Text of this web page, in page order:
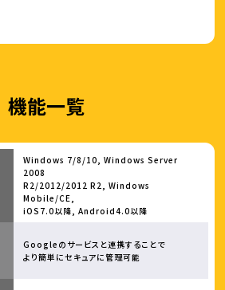
機能一覧
Windows 7/8/10, Windows Server
2008
R2/2012/2012 R2, Windows
Mobile/CE,
iOS7.0以降, Android4.0以降
Googleのサービスと連携することで
より簡単にセキュアに管理可能